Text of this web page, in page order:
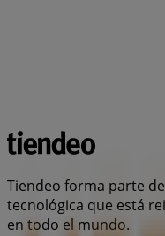
Tiendeo forma parte
tecnológica que está
en todo el mundo.